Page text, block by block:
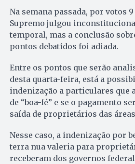
Na semana passada, por votos 9
Supremo julgou
temporal, mas a conclusão
pontos debatidos foi adiada.
Entre os pontos que serão
desta quarta-feira, está a
indenização a particulares que
de “boa-fé” e se o pagamento
saída de proprietários das
Nesse caso, a indenização por
terra nua valeria para
receberam dos governos